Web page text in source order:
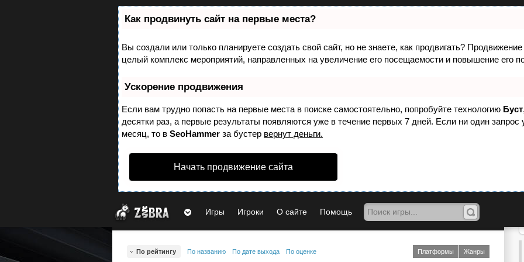
Как продвинуть сайт на первые места?
Вы создали или только планируете создать свой сайт, но не знаете, как продвигать?
целый комплекс мероприятий, направленных на увеличение его посещаемости и повышение его
Ускорение продвижения
Если вам трудно попасть на первые места в поиске самостоятельно, попробуйте технологию Буст
десятки раз, а первые результаты появляются уже в течение первых 7 дней. Если ни один запрос
месяц, то в SeoHammer за бустер вернут деньги.
Начать продвижение сайта
Zobra.ru -
сообщество -
все о играх
л
ф
Игры Игроки О сайте Помощь
На
Уже есть аккаунт?
Создай свой игровой блог, делись мнением,
Игры
На
I
Общий рейтинг Рейтинг ожидаемых Недавно вышедшие
Платформы Жанры
По рейтингу По названию По дате выхода По оценке